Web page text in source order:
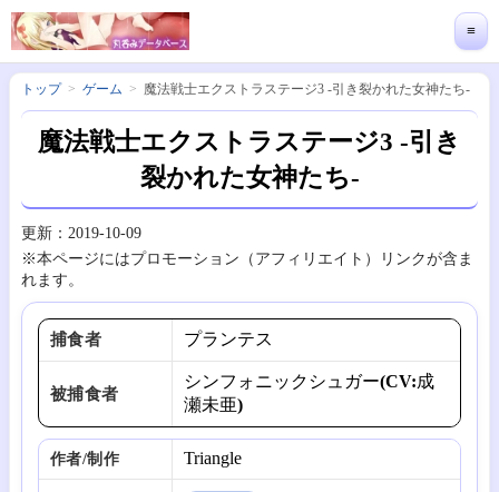
≡
トップ ゲーム 魔法戦士エクストラステージ3 -引き裂かれた女神たち-
魔法戦士エクストラステージ3 -引き
裂かれた女神たち-
更新：2019-10-09
※本ページにはプロモーション（アフィリエイト）リンクが含ま
れます。
捕食者 プランテス
被捕食者
シンフォニックシュガー(CV:成
瀬未亜)
作者/制作 Triangle